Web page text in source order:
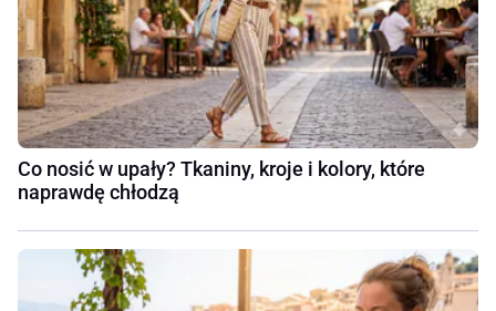
Co nosić w upały? Tkaniny, kroje i kolory, które
naprawdę chłodzą